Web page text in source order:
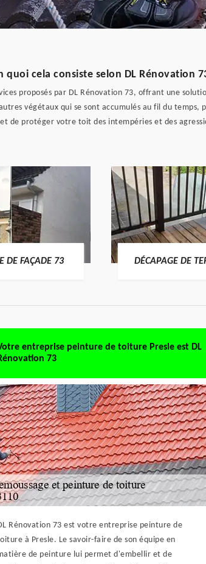
cela consiste selon DL Rénovation
proposés par DL Rénovation 73, offrant une
végétaux qui se sont accumulés au fil du
de protéger votre toit des intempéries et des
DE FAÇADE 73 DÉCAPAGE DE
entreprise peinture de toiture Presle est DL
73
Rénovation 73 est votre entreprise peinture de
à Presle. Le savoir-faire de son équipe en
de peinture lui permet d'embellir et de